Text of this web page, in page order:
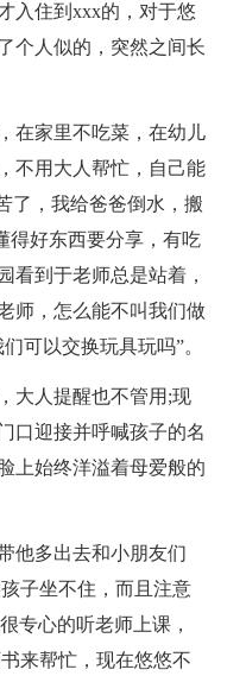
入住到xxx的，对于悠
个人似的，突然之间长
在家里不吃菜，在幼儿
不用大人帮忙，自己能
了，我给爸爸倒水，搬
得好东西要分享，有吃
看到于老师总是站着，
师，怎么能不叫我们做
可以交换玩具玩吗”。
大人提醒也不管用;现
口迎接并呼喊孩子的名
上始终洋溢着母爱般的
他多出去和小朋友们
子坐不住，而且注意
专心的听老师上课，
来帮忙，现在悠悠不